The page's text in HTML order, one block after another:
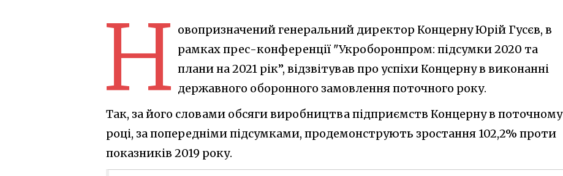
Н овопризначений генеральний директор Концерну Юрій Гусєв, в
рамках прес-конференції "Укроборонпром: підсумки 2020 та
плани на 2021 рік”, відзвітував про успіхи Концерну в виконанні
державного оборонного замовлення поточного року.
Так, за його словами обсяги виробництва підприємств Концерну в поточному
році, за попередніми підсумками, продемонструють зростання 102,2% проти
показників 2019 року.